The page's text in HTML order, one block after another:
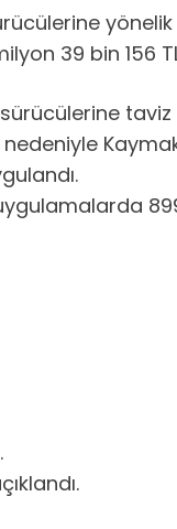
yönelik
39 bin 156